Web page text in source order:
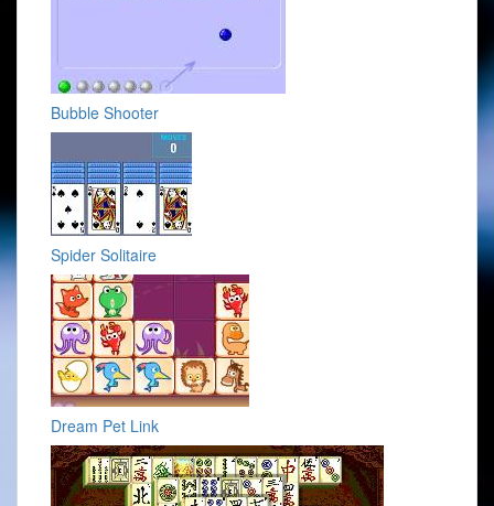
Bubble Shooter
Spider Solitaire
Dream Pet Link